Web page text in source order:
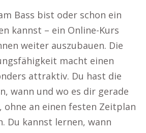
Bass bist oder schon ein
kannst – ein Online-Kurs
weiter auszubauen. Die
macht einen
attraktiv. Du hast die
wann und wo es dir gerade
ohne an einen festen Zeitplan
Du kannst lernen, wann